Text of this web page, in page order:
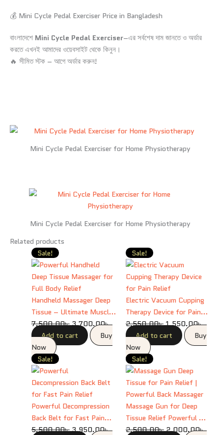
💰 Mini Cycle Pedal Exerciser Price in Bangladesh
বাংলাদেশে Mini Cycle Pedal Exerciser–এর সর্বশেষ দাম জানতে ও অর্ডার
করতে এখনই আমাদের ওয়েবসাইট থেকে কিনুন।
🔥 সীমিত স্টক – আগে অর্ডার করুন!
Mini Cycle Pedal Exerciser for Home Physiotherapy
Mini Cycle Pedal Exerciser for Home Physiotherapy
Related products
Sale!
Handheld Massager Deep
Tissue – Ultimate Muscle
Relief
7,500.00৳
price
was:
7,500.00৳ .
3,700.00৳
Current
is:
3,700.00৳ .
Add to cart
Buy
Now
Sale!
Electric Vacuum Cupping
Therapy Device for Pain
Relief
2,550.00৳
price
was:
2,550.00৳ .
1,550.00৳
Add to cart
Buy
Now
Sale!
Powerful Decompression
Back Belt for Fast Pain
Relief
5,500.00৳
was:
5,500.00৳ .
3,950.00৳
Current
is:
3,950.00৳ .
Sale!
Massage Gun for Deep
Tissue Relief Powerful &
Portable
2,500.00৳
price
was:
2,500.00৳ .
2,000.00৳